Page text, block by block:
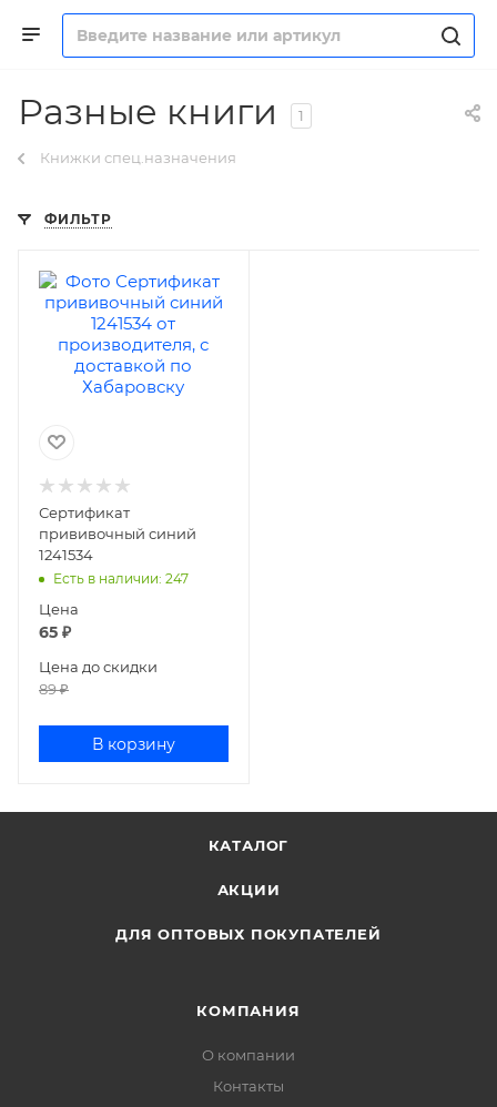
Разные книги 1
Книжки спец.назначения
ФИЛЬТР
Сертификат
прививочный синий
1241534
Есть в наличии: 247
Цена
65 ₽
Цена до скидки
89₽
В корзину
КАТАЛОГ
АКЦИИ
ДЛЯ ОПТОВЫХ ПОКУПАТЕЛЕЙ
КОМПАНИЯ
О компании
Контакты